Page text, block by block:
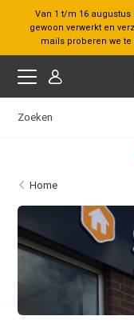
Van 1 t/m 16
gewoon verwerkt en
mails proberen we
Home